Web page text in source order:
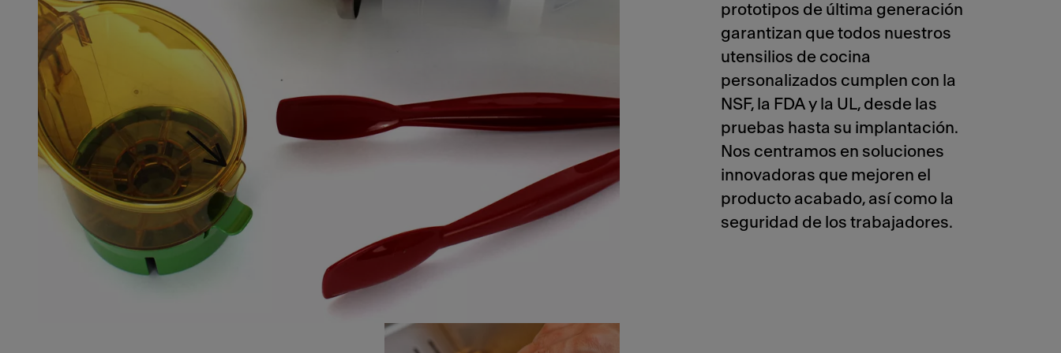
prototipos de última generación
garantizan que todos nuestros
utensilios de cocina
personalizados cumplen con la
NSF, la FDA y la UL, desde las
pruebas hasta su implantación.
Nos centramos en soluciones
innovadoras que mejoren el
producto acabado, así como la
seguridad de los trabajadores.